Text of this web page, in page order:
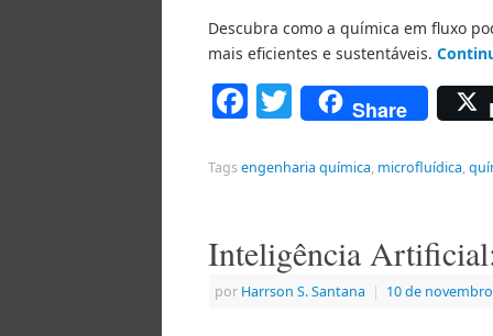
Descubra como a química em fluxo
mais eficientes e sustentáveis.
Facebook
Twitter
Share
Tagsengenharia química, microfluídica,
Inteligência
por Harrson S. Santana | 10 de